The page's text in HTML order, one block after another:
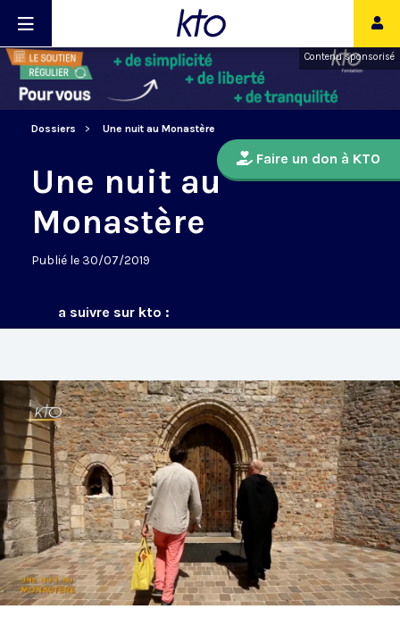
Contenu sponsorisé
Dossiers Une nuit au Monastère
Faire un don à KTO
Une nuit au
Monastère
Publié le 30/07/2019
a suivre sur kto :